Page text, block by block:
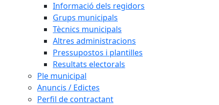
Informació dels regidors
Grups municipals
Tècnics municipals
Altres administracions
Pressupostos i plantilles
Resultats electorals
Ple municipal
Anuncis / Edictes
Perfil de contractant